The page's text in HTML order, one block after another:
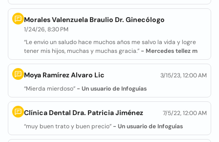
Morales Valenzuela Braulio Dr. Ginecólogo
1/24/26, 8:30 PM
“Le envio un saludo hace muchos años me salvo la vida y logre
tener mis hijos, muchas y muchas gracia.” - Mercedes tellez m
Moya Ramírez Alvaro Lic
3/15/23, 12:00 AM
“Mierda mierdoso” - Un usuario de Infoguías
Clínica Dental Dra. Patricia Jiménez
7/5/22, 12:00 AM
“muy buen trato y buen precio” - Un usuario de Infoguías